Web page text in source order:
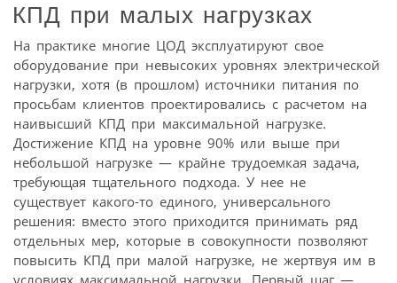
КПД при малых нагрузках
На практике многие ЦОД эксплуатируют свое
оборудование при невысоких уровнях электрической
нагрузки, хотя (в прошлом) источники питания по
просьбам клиентов проектировались с расчетом на
наивысший КПД при максимальной нагрузке.
Достижение КПД на уровне 90% или выше при
небольшой нагрузке — крайне трудоемкая задача,
требующая тщательного подхода. У нее не
существует какого-то единого, универсального
решения: вместо этого приходится принимать ряд
отдельных мер, которые в совокупности позволяют
повысить КПД при малой нагрузке, не жертвуя им в